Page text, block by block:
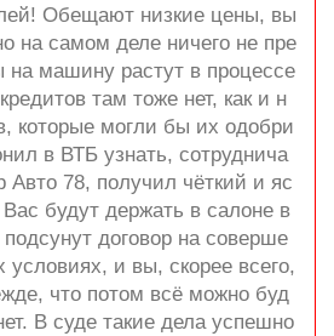
Обещают низкие цены, вы
на самом деле ничего не пре
на машину растут в процессе
там тоже нет, как и н
которые могли бы их одобри
в ВТБ узнать, сотруднича
78, получил чёткий и яс
будут держать в салоне в
договор на соверше
условиях, и вы, скорее всего,
что потом всё можно буд
В суде такие дела успешно